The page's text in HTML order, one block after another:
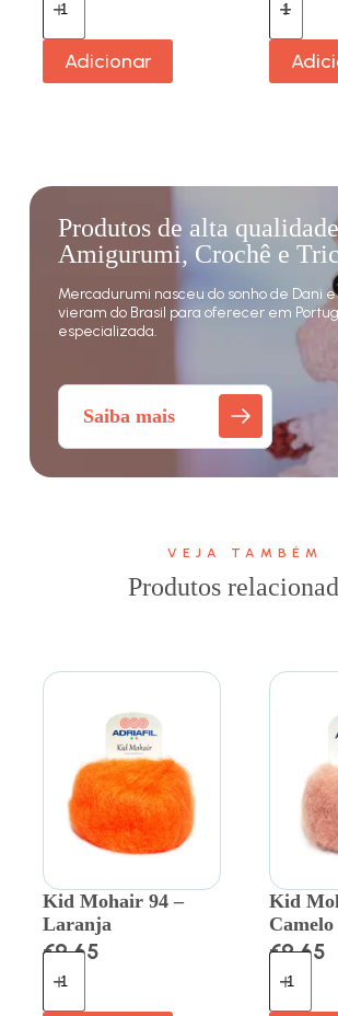
Adicionar
Produtos de alta
Amigurumi, Crochê e
Mercadurumi nasceu do sonho de Dani
vieram do Brasil para oferecer em
especializada.
Saiba mais
VEJA TAMBÉM
Produtos
Kid Mohair 94 –
Laranja
€9.65
Kid
Camelo
€9.65